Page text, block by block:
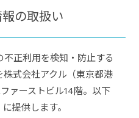
の取扱い
正利用を検知・防止する
株式会社アクル（東京都港
ァーストビル14階。以下
提供します。